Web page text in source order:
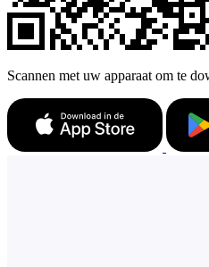
Scannen met uw apparaat om te